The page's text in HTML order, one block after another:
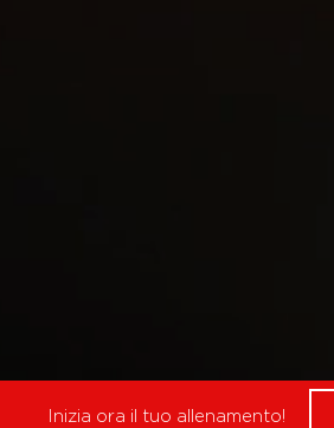
Inizia ora il tuo allenamento!